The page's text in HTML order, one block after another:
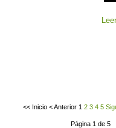
<< Inicio <Anterior 1 2 3 4 5
Página 1 de 5